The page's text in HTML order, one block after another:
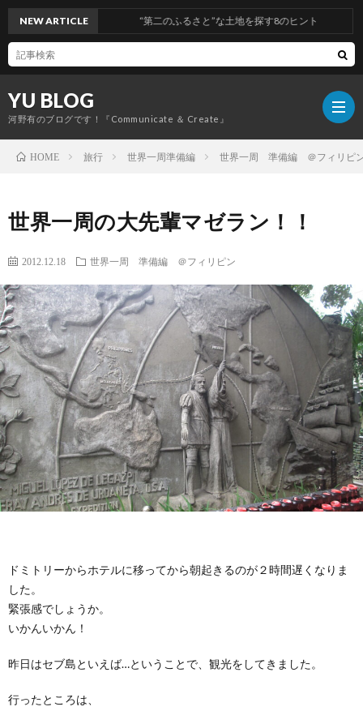
YU BLOG
河野有のブログです！『Communicate ＆ Create』
ミ
ュ
ニ
ケ
ー
シ
旅
行
健
康所
感
NEW ARTICLE“第二のふるさと”な土地を探す8のヒント
HOME 旅行 世界一周準備編 世界一周 準備編 ＠フィリピ
世界一周の大先輩マゼラン！！
2012.12.18 世界一周 準備編 ＠フィリピン
ドミトリーからホテルに移ってから朝起きるのが２時間遅くなりま
した。
緊張感でしょうか。
いかんいかん！
昨日はセブ島といえば…ということで、観光をしてきました。
行ったところは、